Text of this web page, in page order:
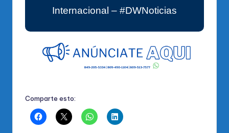
Internacional – #DWNoticias
Comparte esto: